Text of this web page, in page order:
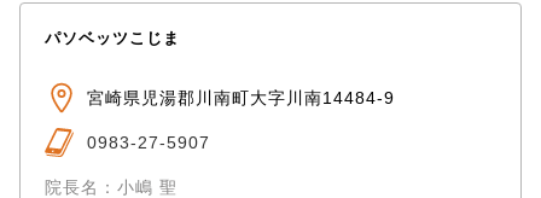
パソベッツこじま
宮崎県児湯郡川南町大字川南14484-9
0983-27-5907
院長名：小嶋 聖